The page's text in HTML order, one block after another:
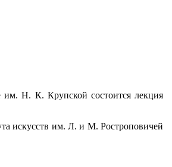
им. Н. К. Крупской состоится лекция
искусств им. Л. и М. Ростроповичей